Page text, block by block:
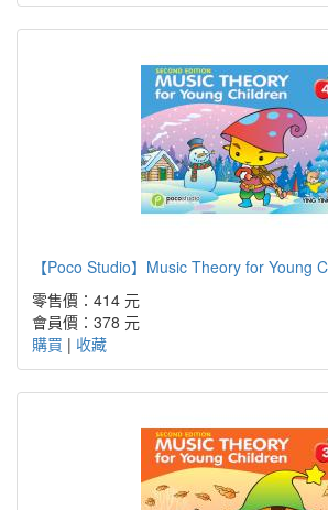
【Poco Studio】Music Theory for Young
零售價：414 元
會員價：378 元
購買 | 收藏